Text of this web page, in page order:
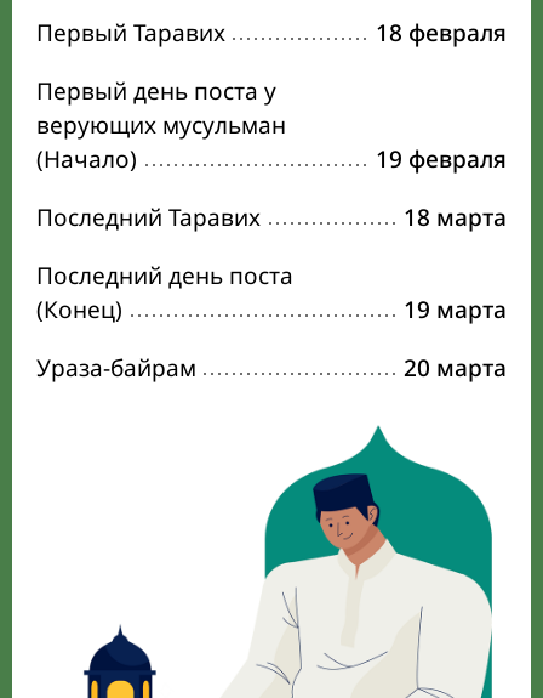
Первый Таравих
18 февраля
Первый день поста у
верующих мусульман
(Начало)
19 февраля
Последний Таравих
18 марта
Последний день поста
(Конец)
19 марта
Ураза-байрам
20 марта